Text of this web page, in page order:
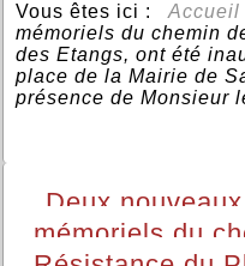
Vous êtes ici : Accueil
mémoriels du chemin
des Etangs, ont été
place de la Mairie de
présence de Monsieur
Deux
mémoriels du